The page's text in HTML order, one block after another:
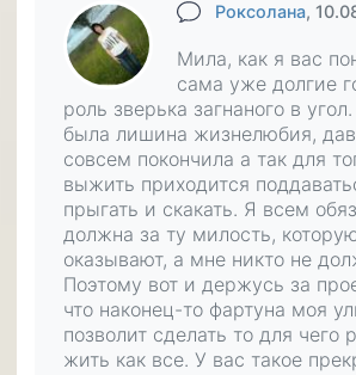
Роксолана,
Мила, как я вас
сама уже долгие
роль зверька загнаного в
была лишина жизнелюбия,
совсем покончила а так для
выжить приходится
прыгать и скакать. Я всем
должна за ту милость,
оказывают, а мне никто не
Поэтому вот и держусь за
что наконец-то фартуна моя
позволит сделать то для чего
жить как все. У вас такое